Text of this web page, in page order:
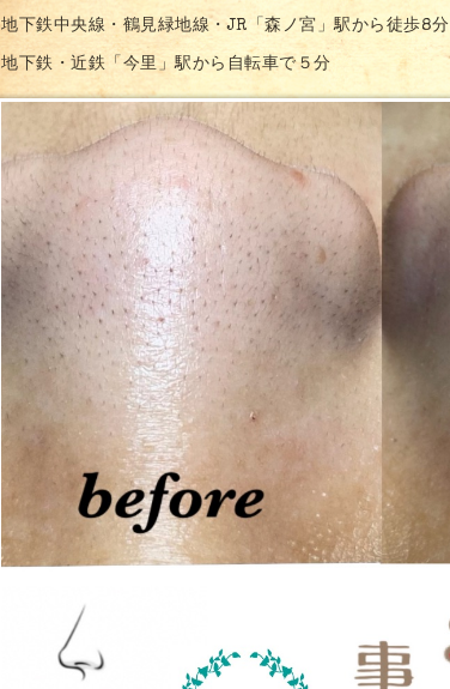
地下鉄中央線・鶴見緑地線・JR「森ノ宮」駅から徒歩8分
地下鉄・近鉄「今里」駅から自転車で５分